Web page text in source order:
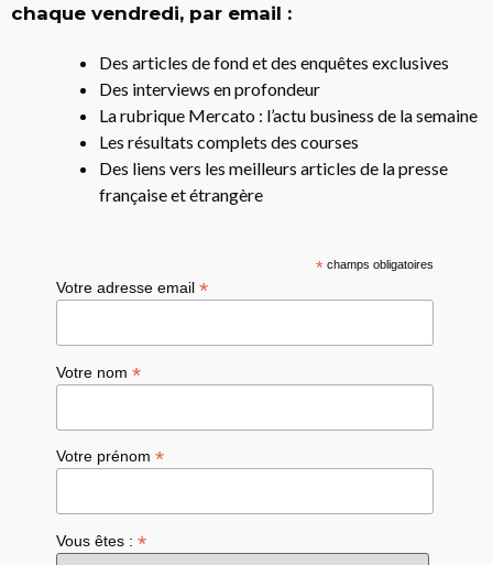
chaque vendredi, par email :
Des articles de fond et des enquêtes exclusives
Des interviews en profondeur
La rubrique Mercato : l’actu business de la semaine
Les résultats complets des courses
Des liens vers les meilleurs articles de la presse
française et étrangère
*champs obligatoires
Votre adresse email*
Votre nom*
Votre prénom*
Vous êtes :*